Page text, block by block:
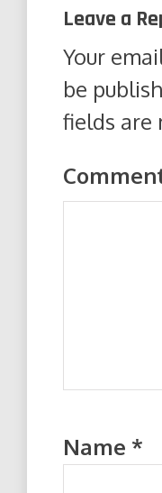
Leave a
Your
be
fields are
Name *